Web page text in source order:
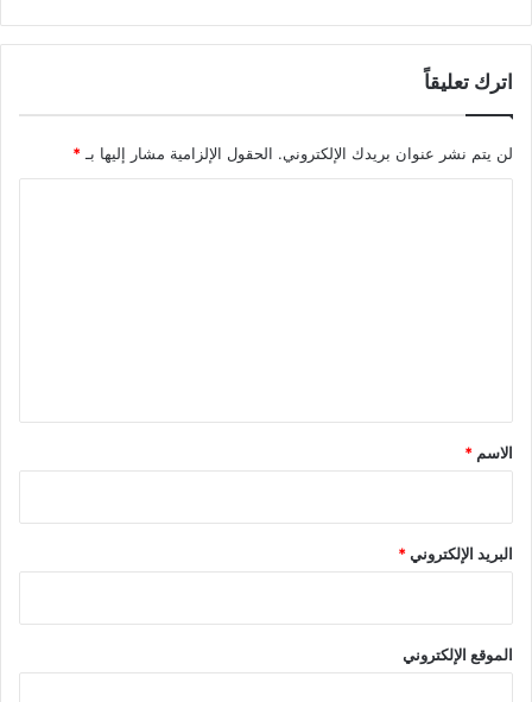
اترك تعليقاً
لن يتم نشر عنوان بريدك الإلكتروني. الحقول الإلزامية مشار إليها بـ*
*
الاسم *
البريد الإلكتروني*
الموقع الإلكتروني